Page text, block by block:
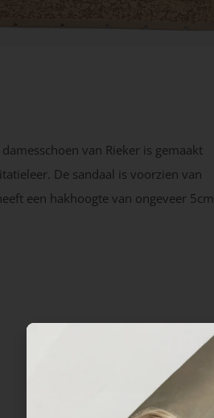
van Rieker is gemaakt
De sandaal is voorzien van
een hakhoogte van ongeveer 5cm